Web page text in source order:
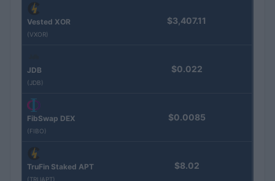
Vested XOR
(VXOR)
$3,407.11
JDB
(JDB)
$0.022
FibSwap DEX
(FIBO)
$0.0085
TruFin Staked APT
(TRUAPT)
$8.02